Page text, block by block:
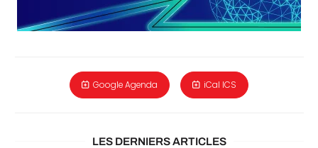
Google Agenda iCal ICS
LES DERNIERS ARTICLES